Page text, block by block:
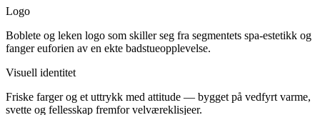
Logo
Boblete og leken logo som skiller seg fra segmentets spa-estetikk og
fanger euforien av en ekte badstueopplevelse.
Visuell identitet
Friske farger og et uttrykk med attitude — bygget på vedfyrt varme,
svette og fellesskap fremfor velværeklisjeer.